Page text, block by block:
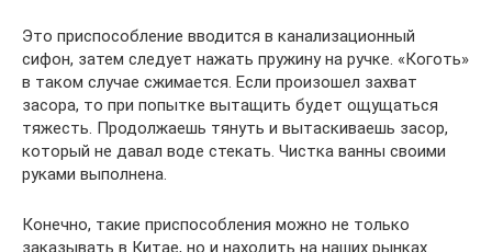
Это приспособление вводится в канализационный
сифон, затем следует нажать пружину на ручке. «Коготь»
в таком случае сжимается. Если произошел захват
засора, то при попытке вытащить будет ощущаться
тяжесть. Продолжаешь тянуть и вытаскиваешь засор,
который не давал воде стекать. Чистка ванны своими
руками выполнена.
Конечно, такие приспособления можно не только
заказывать в Китае, но и находить на наших рынках.